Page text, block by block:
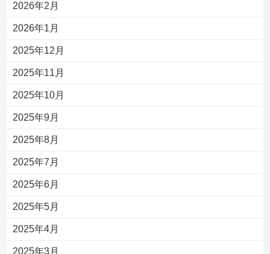
2026年2月
2026年1月
2025年12月
2025年11月
2025年10月
2025年9月
2025年8月
2025年7月
2025年6月
2025年5月
2025年4月
2025年3月